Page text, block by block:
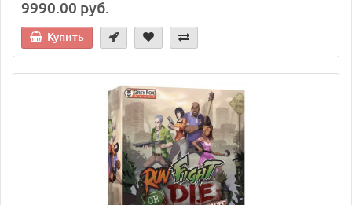
9990.00 руб.
Купить